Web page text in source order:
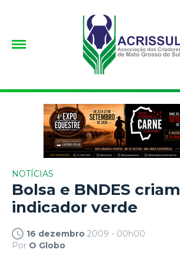
NOTÍCIAS
Bolsa e BNDES criam
indicador verde
16 dezembro 2009 - 00h00
Por O Globo